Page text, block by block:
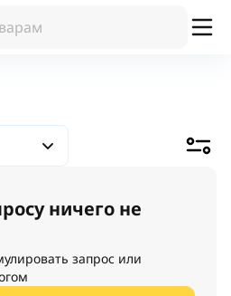
ничего не
запрос или